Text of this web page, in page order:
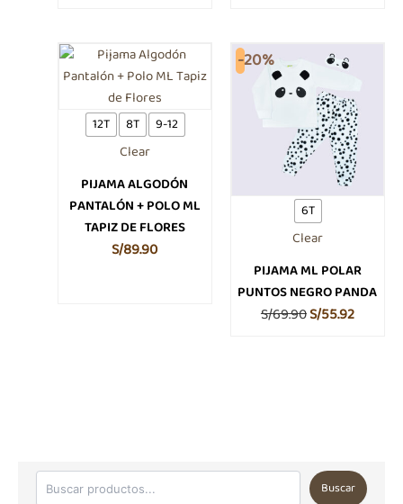
Buscar
12T 8T 9-12
Clear
PIJAMA ALGODÓN
PANTALÓN + POLO ML
TAPIZ DE FLORES
S/89.90
Este
producto
tiene
múltiples
variantes.
opciones
se
pueden
elegir
-20%
6T
Clear
PIJAMA ML POLAR
PUNTOS NEGRO PANDA
S/69.90
precio
original
era:
S/69.90.
S/55.92
actual
es:
S/55.92.
tiene
Las
en
la
página